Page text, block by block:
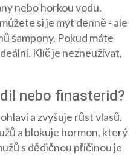
nebo horkou vodu.
si je myt denně - ale
šampony. Pokud máte
Klíč je nezneužívat,
nebo finasterid?
a zvyšuje růst vlasů.
a blokuje hormon, který
s dědičnou příčinou je